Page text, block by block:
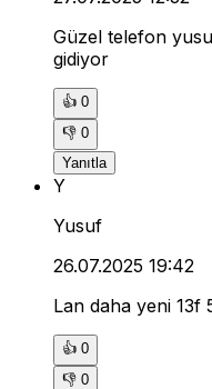
Güzel telefon
gidiyor
👍 0
👎 0
Yanıtla
Y
Yusuf
26.07.2025 19:42
Lan daha yeni 13f
👍 0
👎 0